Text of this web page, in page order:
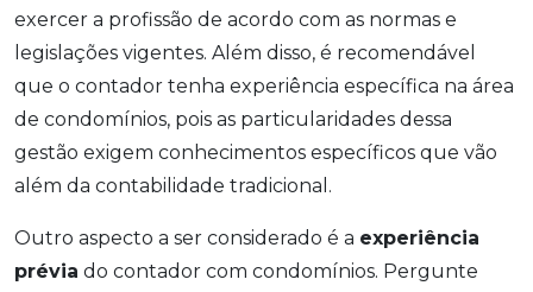
exercer a profissão de acordo com as normas e
legislações vigentes. Além disso, é recomendável
que o contador tenha experiência específica na área
de condomínios, pois as particularidades dessa
gestão exigem conhecimentos específicos que vão
além da contabilidade tradicional.
Outro aspecto a ser considerado é a experiência
prévia do contador com condomínios. Pergunte